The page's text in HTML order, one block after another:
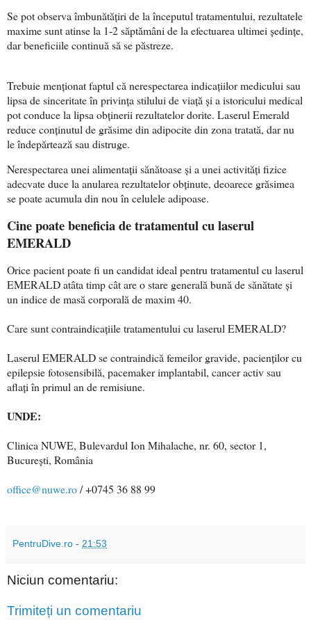
Se pot observa îmbunătățiri de la începutul tratamentului, rezultatele
maxime sunt atinse la 1-2 săptămâni de la efectuarea ultimei ședințe,
dar beneficiile continuă să se păstreze.
Trebuie menționat faptul că nerespectarea indicațiilor medicului sau
lipsa de sinceritate în privința stilului de viață și a istoricului medical
pot conduce la lipsa obținerii rezultatelor dorite. Laserul Emerald
reduce conținutul de grăsime din adipocite din zona tratată, dar nu
le îndepărtează sau distruge.
Nerespectarea unei alimentații sănătoase și a unei activități fizice
adecvate duce la anularea rezultatelor obținute, deoarece grăsimea
se poate acumula din nou în celulele adipoase.
Cine poate beneficia de tratamentul cu laserul
EMERALD
Orice pacient poate fi un candidat ideal pentru tratamentul cu laserul
EMERALD atâta timp cât are o stare generală bună de sănătate și
un indice de masă corporală de maxim 40.
Care sunt contraindicațiile tratamentului cu laserul EMERALD?
Laserul EMERALD se contraindică femeilor gravide, pacienților cu
epilepsie fotosensibilă, pacemaker implantabil, cancer activ sau
aflați în primul an de remisiune.
UNDE:
Clinica NUWE, Bulevardul Ion Mihalache, nr. 60, sector 1,
București, România
office@nuwe.ro/ +0745 36 88 99
PentruDive.ro - 21:53
Niciun comentariu:
Trimiteți un comentariu